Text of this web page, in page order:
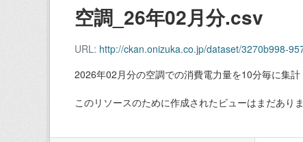
空調_26年02月分.csv
URL: http://ckan.onizuka.co.jp/dataset/3270b998-
2026年02月分の空調での消費電力量を10分毎に集計
このリソースのために作成されたビューはまだあり